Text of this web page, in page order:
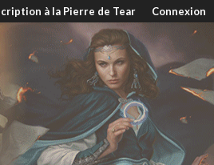
à la Pierre de Tear Connexion